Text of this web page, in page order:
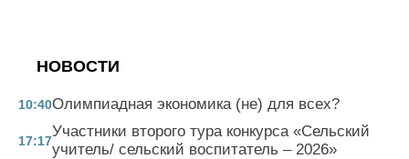
НОВОСТИ
10:40Олимпиадная экономика (не) для всех?
17:17
Участники второго тура конкурса «Сельский
учитель/ сельский воспитатель – 2026»